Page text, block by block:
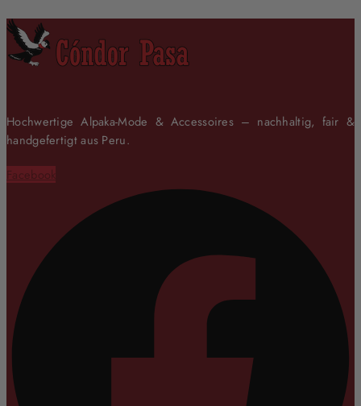
Hochwertige Alpaka-Mode & Accessoires – nachhaltig, fair &
handgefertigt aus Peru.
Facebook